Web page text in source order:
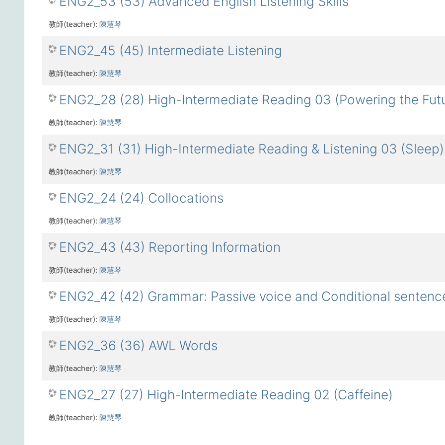
教師(teacher): 陳慧琴
ENG2_45 (45) Intermediate Listening
教師(teacher): 陳慧琴
ENG2_28 (28) High-Intermediate Reading 03 (Powering the
教師(teacher): 陳慧琴
ENG2_31 (31) High-Intermediate Reading & Listening 03 (Sleep)
教師(teacher): 陳慧琴
ENG2_24 (24) Collocations
教師(teacher): 陳慧琴
ENG2_43 (43) Reporting Information
教師(teacher): 陳慧琴
ENG2_42 (42) Grammar: Passive voice and Conditional
教師(teacher): 陳慧琴
ENG2_36 (36) AWL Words
教師(teacher): 陳慧琴
ENG2_27 (27) High-Intermediate Reading 02 (Caffeine)
教師(teacher): 陳慧琴